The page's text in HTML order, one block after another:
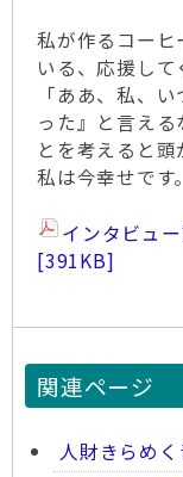
私が作るコー
いる、応援して
「ああ、私、
った』と言え
とを考えると頭
私は今幸せです。
インタビュ
[391KB]
関連ページ
人財きらめ